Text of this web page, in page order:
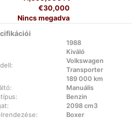
€30,000
Nincs megadva
1988
Kiváló
Volkswagen
Transporter
189 000 km
Manuális
Benzin
2098 cm3
Boxer